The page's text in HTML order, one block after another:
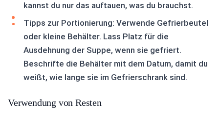
kannst du nur das auftauen, was du brauchst.
Tipps zur Portionierung: Verwende Gefrierbeutel
oder kleine Behälter. Lass Platz für die
Ausdehnung der Suppe, wenn sie gefriert.
Beschrifte die Behälter mit dem Datum, damit du
weißt, wie lange sie im Gefrierschrank sind.
Verwendung von Resten